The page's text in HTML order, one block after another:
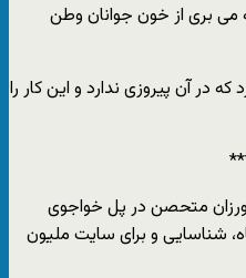
می بری از خون جوانان وطن
در آن پیروزی ندارد و این کار را
متحصن در پل خواجوی
پنجشنبه ۳ آذر ماه، شناسایی و برای سایت ملیون